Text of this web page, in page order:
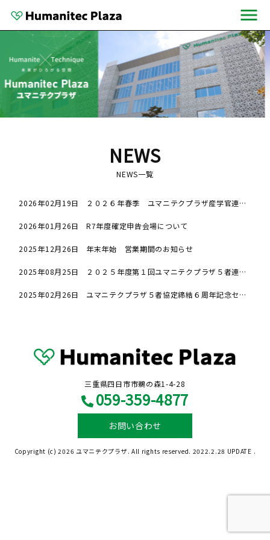
NEWS
NEWS一覧
2026年02月19日 ２０２６年春季 ユマニテクプラザ産学官連携セミナー案内（令和８年３月２３日開催）
2026年01月26日 R7年度確定申告会場について
2025年12月26日 年末年始 営業期間のお知らせ
2025年08月25日 ２０２５年度第１回ユマニテクプラザ５者連携セミナー案内（令和７年９月３０日開催）
2025年02月26日 ユマニテクプラザ５者協定締結６周年記念セミナー案内（令和７年３月２７日開催）
三重県四日市市鵜の森1-4-28
059-359-4877
お問い合わせ
Copyright (c) 2026 ユマニテクプラザ. All rights reserved. 2022.2.28 UPDATE .